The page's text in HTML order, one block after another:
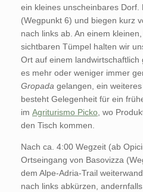
ein kleines unscheinbares
(Wegpunkt 6) und biegen kurz
nach links ab. An einem
sichtbaren Tümpel halten wir
Ort auf einem
es mehr oder weniger immer
Gropada gelangen, ein
besteht Gelegenheit für ein
im Agriturismo Picko , wo
den Tisch kommen.
Nach ca. 4:00 Wegzeit (ab
Ortseingang von Basovizza
dem Alpe-Adria-Trail
nach links abkürzen,